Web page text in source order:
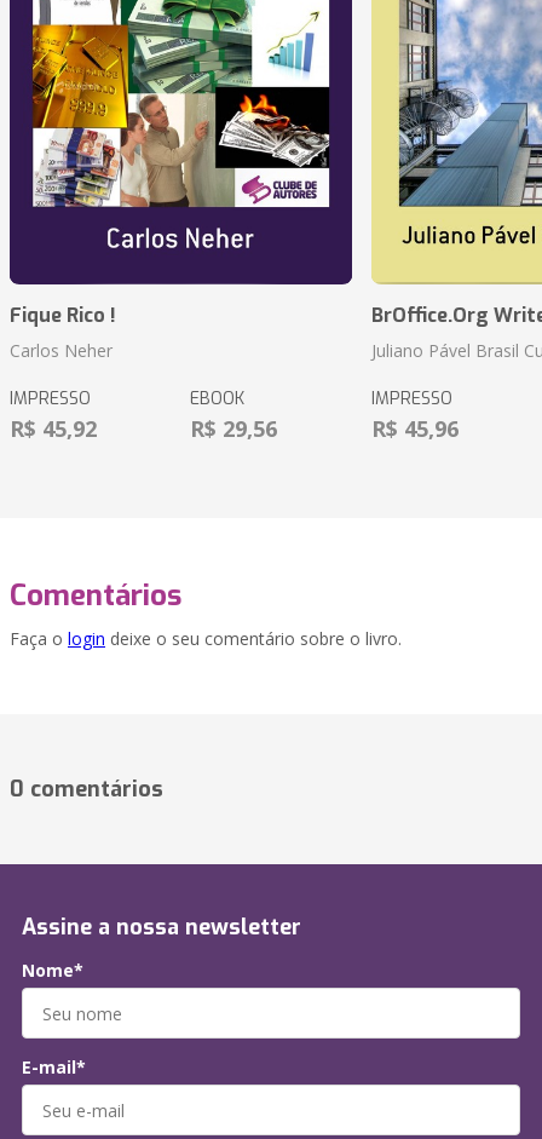
Fique Rico !
Carlos Neher
IMPRESSO
R$ 45,92
EBOOK
R$ 29,56
BrOffice.Org
Juliano Pável Brasil
IMPRESSO
R$ 45,96
Comentários
Faça o login deixe o seu comentário sobre o livro.
0 comentários
Assine a nossa newsletter
Nome*
E-mail*